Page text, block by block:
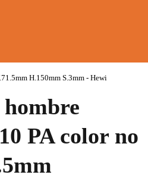
H.150mm S.3mm - Hewi
PA color no